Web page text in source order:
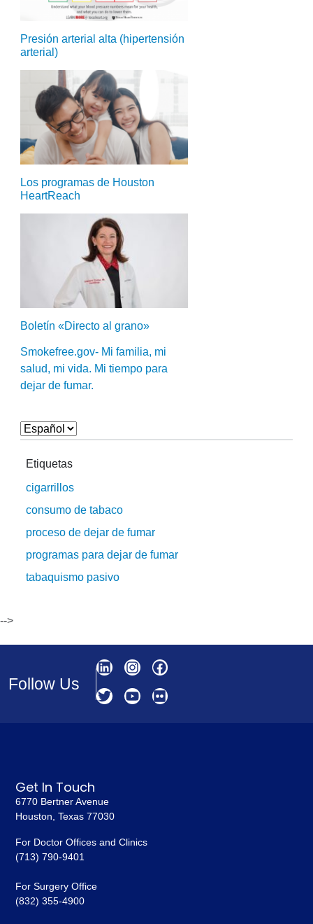
Presión arterial alta (hipertensión
arterial)
Los programas de Houston
HeartReach
Boletín «Directo al grano»
Smokefree.gov- Mi familia, mi
salud, mi vida. Mi tiempo para
dejar de fumar.
Etiquetas
cigarrillos
consumo de tabaco
proceso de dejar de fumar
programas para dejar de fumar
tabaquismo pasivo
-->
Follow Us
Get In Touch
6770 Bertner Avenue
Houston, Texas 77030
For Doctor Offices and Clinics
(713) 790-9401
For Surgery Office
(832) 355-4900